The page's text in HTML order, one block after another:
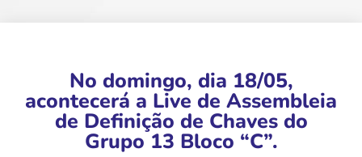
No domingo, dia 18/05,
acontecerá a Live de Assembleia
de Definição de Chaves do
Grupo 13 Bloco “C”.